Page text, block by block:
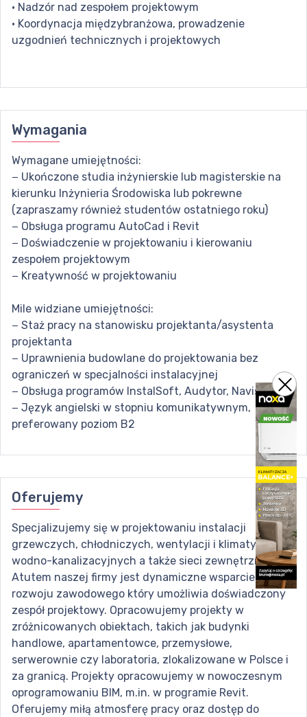
• Nadzór nad zespołem projektowym
• Koordynacja międzybranżowa, prowadzenie
uzgodnień technicznych i projektowych
Wymagania
Wymagane umiejętności:
− Ukończone studia inżynierskie lub magisterskie na
kierunku Inżynieria Środowiska lub pokrewne
(zapraszamy również studentów ostatniego roku)
− Obsługa programu AutoCad i Revit
− Doświadczenie w projektowaniu i kierowaniu
zespołem projektowym
− Kreatywność w projektowaniu
Mile widziane umiejętności:
− Staż pracy na stanowisku projektanta/asystenta
projektanta
− Uprawnienia budowlane do projektowania bez
ograniczeń w specjalności instalacyjnej
− Obsługa programów InstalSoft, Audytor, Navisworks
− Język angielski w stopniu komunikatywnym,
preferowany poziom B2
Oferujemy
Specjalizujemy się w projektowaniu instalacji
grzewczych, chłodniczych, wentylacji i klimatyzacji,
wodno-kanalizacyjnych a także sieci zewnętrznych.
Atutem naszej firmy jest dynamiczne wsparcie
rozwoju zawodowego który umożliwia doświadczony
zespół projektowy. Opracowujemy projekty w
zróżnicowanych obiektach, takich jak budynki
handlowe, apartamentowce, przemysłowe,
serwerownie czy laboratoria, zlokalizowane w Polsce i
za granicą. Projekty opracowujemy w nowoczesnym
oprogramowaniu BIM, m.in. w programie Revit.
Oferujemy miłą atmosferę pracy oraz dostęp do